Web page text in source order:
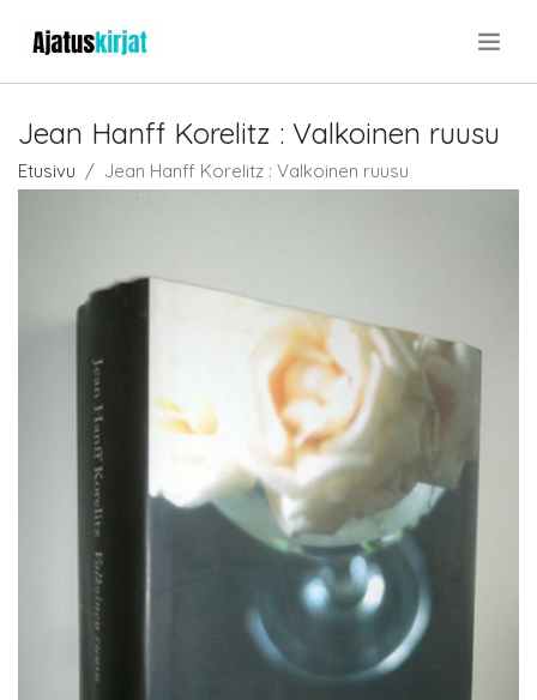
Jean Hanff Korelitz : Valkoinen ruusu
Etusivu Jean Hanff Korelitz : Valkoinen ruusu